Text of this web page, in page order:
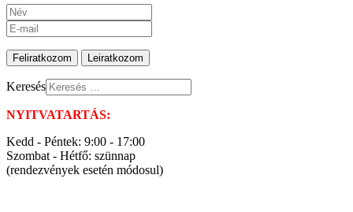
Keresés
NYITVATARTÁS:
Kedd - Péntek: 9:00 - 17:00
Szombat - Hétfő: szünnap
(rendezvények esetén módosul)